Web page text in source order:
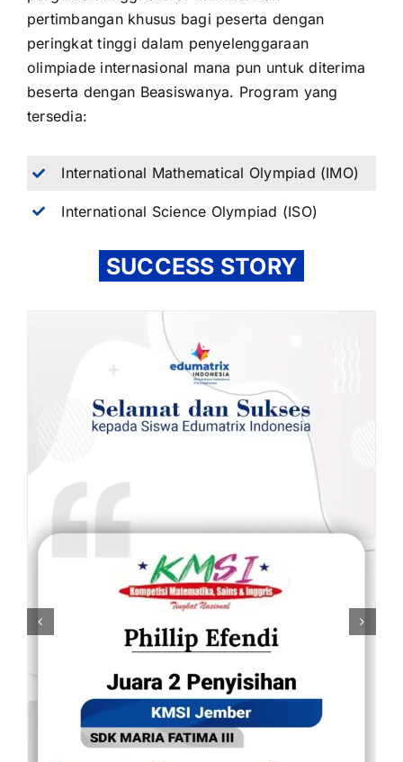
pertimbangan khusus bagi peserta dengan
peringkat tinggi dalam penyelenggaraan
olimpiade internasional mana pun untuk diterima
beserta dengan Beasiswanya. Program yang
tersedia:
International Mathematical Olympiad (IMO)
International Science Olympiad (ISO)
SUCCESS STORY